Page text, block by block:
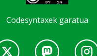
Codesyntaxek garatua